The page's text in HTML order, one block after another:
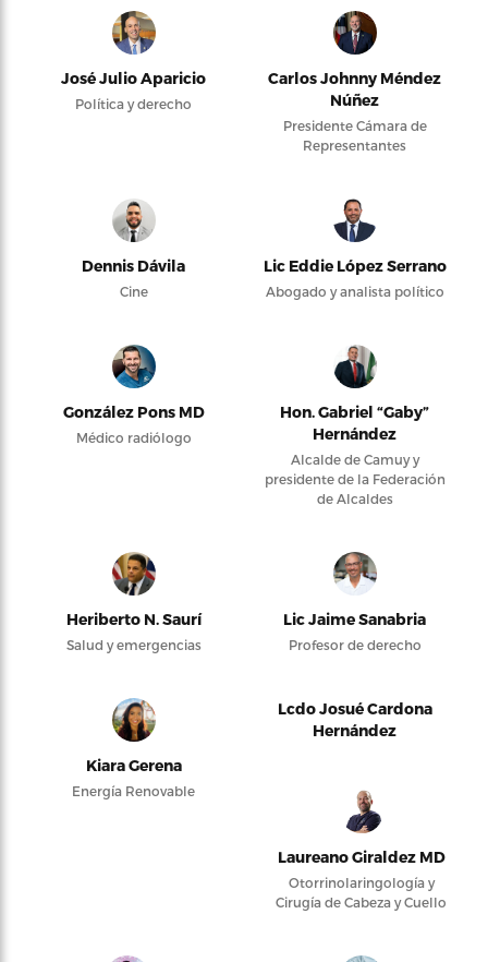
José Julio Aparicio
Política y derecho
Carlos Johnny Méndez
Núñez
Presidente Cámara de
Representantes
Dennis Dávila
Cine
Lic Eddie López Serrano
Abogado y analista político
González Pons MD
Médico radiólogo
Hon. Gabriel “Gaby”
Hernández
Alcalde de Camuy y
presidente de la Federación
de Alcaldes
Heriberto N. Saurí
Salud y emergencias
Lic Jaime Sanabria
Profesor de derecho
Kiara Gerena
Energía Renovable
Lcdo Josué Cardona
Hernández
Laureano Giraldez MD
Otorrinolaringología y
Cirugía de Cabeza y Cuello